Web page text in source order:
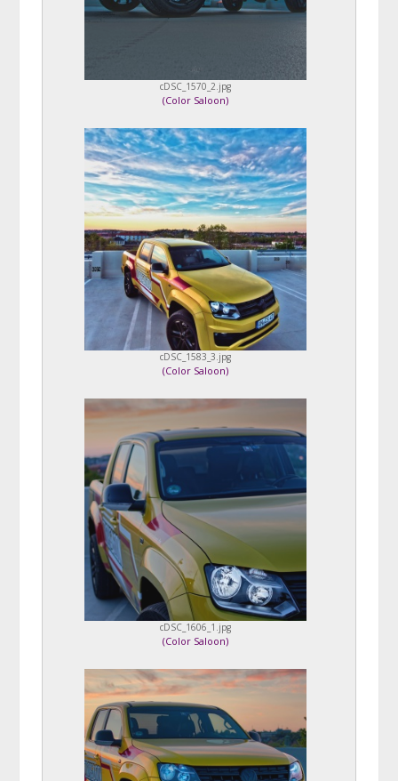
cDSC_1570_2.jpg
(Color Saloon)
cDSC_1583_3.jpg
(Color Saloon)
cDSC_1606_1.jpg
(Color Saloon)